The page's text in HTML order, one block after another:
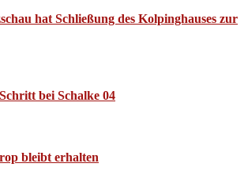
hat Schließung des Kolpinghauses zur
bei Schalke 04
bleibt erhalten